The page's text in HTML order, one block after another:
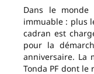
Dans le monde
immuable : plus
cadran est
pour la
anniversaire. La
Tonda PF dont le